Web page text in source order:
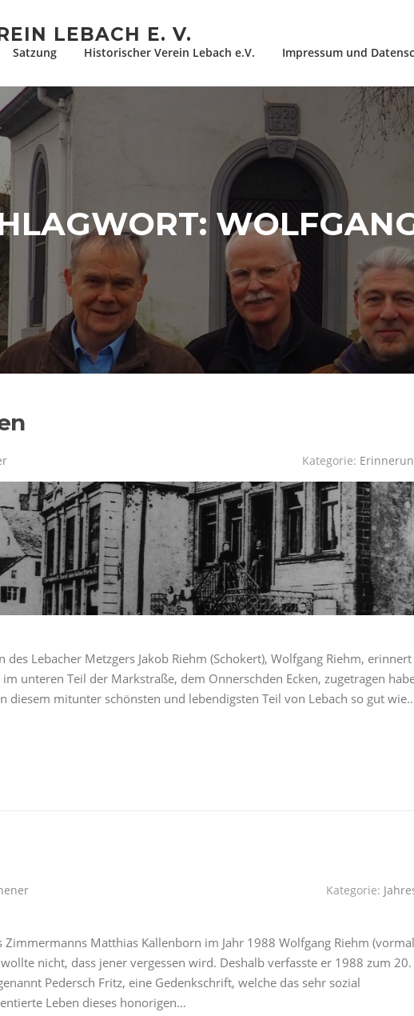
LEBACH E. V.
Satzung Historischer Verein Lebach e.V. Impressum und
Kategorie:
Lebacher Metzgers Jakob Riehm (Schokert), Wolfgang Riehm, erinnert
unteren Teil der Markstraße, dem Onnerschden Ecken, zugetragen
diesem mitunter schönsten und lebendigsten Teil von Lebach so gut
Kategorie:
Zimmermanns Matthias Kallenborn im Jahr 1988 Wolfgang Riehm
nicht, dass jener vergessen wird. Deshalb verfasste er 1988 zum 20.
Pedersch Fritz, eine Gedenkschrift, welche das sehr sozial
Leben dieses honorigen…